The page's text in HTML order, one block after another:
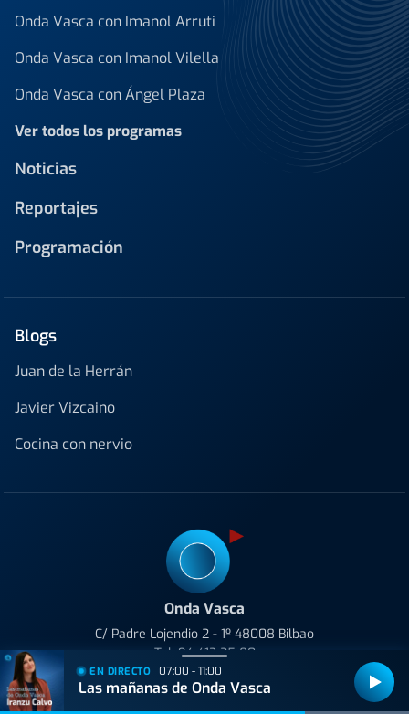
Onda Vasca con Imanol Arruti
Onda Vasca con Imanol Vilella
Onda Vasca con Ángel Plaza
Ver todos los programas
Noticias
Reportajes
Programación
Blogs
Juan de la Herrán
Javier Vizcaino
Cocina con nervio
Onda Vasca
C/ Padre Lojendio 2 - 1º 48008 Bilbao
Tel: 94 413 25 80
Avenida de Tolosa 23-25 20018 Donostia
EN DIRECTO 07:00 - 11:00
Las mañanas de Onda Vasca